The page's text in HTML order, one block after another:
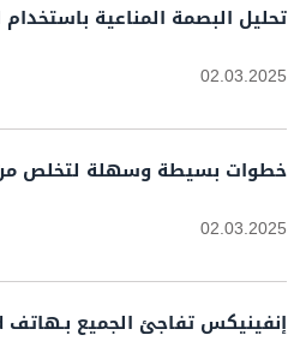
تحليل البصمة المناعية
02.03.2025
خطوات بسيطة وسهلة لتخلص من
02.03.2025
إنفينيكس تفاجئ الجميع بـهاتف Zero Mini Tri-Fold الجديد: تصميم قابل للطي ثلاثيا بقدرات مذهلة